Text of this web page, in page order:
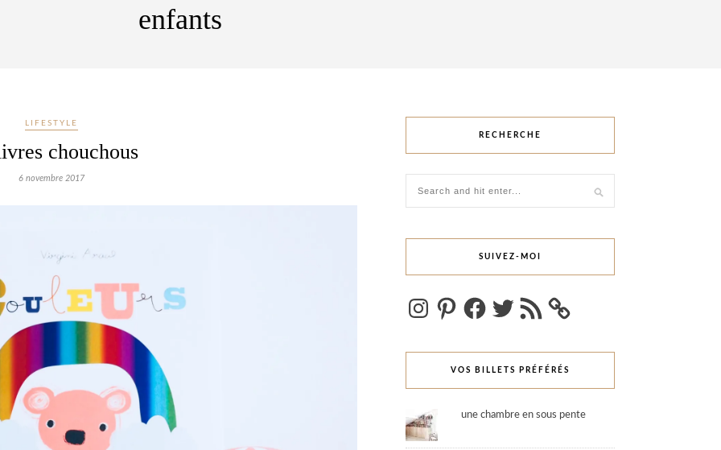
enfants
LIFESTYLE
chouchous
6 novembre 2017
RECHERCHE
SUIVEZ-MOI
InstagramPinterestFacebookTwitterFlux
RSS
VOS BILLETS PRÉFÉRÉS
une chambre en sous pente